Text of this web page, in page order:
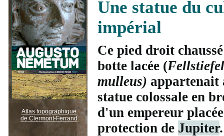
Une statue du
impérial
Ce pied droit
botte lacée (
mulleus) appartenait
statue colossale en
d'un empereur
protection de Jupiter.
Atlas topographique
de Clermont-Ferrand